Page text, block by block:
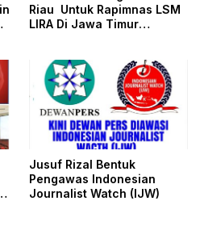
Riau Untuk Rapimnas LSM
LIRA Di Jawa Timur
Jusuf Rizal Bentuk
Pengawas Indonesian
Journalist Watch (IJW)